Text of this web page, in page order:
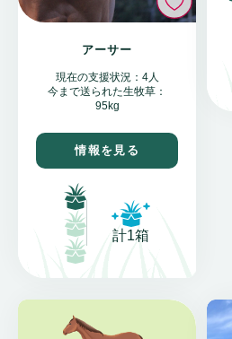
アーサー
現在の支援状況：4人
今まで送られた生牧草：
95kg
情報を見る
計1箱